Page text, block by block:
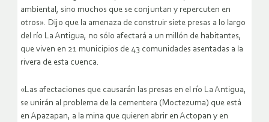
ambiental, sino muchos que se conjuntan y repercuten en
otros». Dijo que la amenaza de construir siete presas a lo largo
del río La Antigua, no sólo afectará a un millón de habitantes,
que viven en 21 municipios de 43 comunidades asentadas a la
rivera de esta cuenca.
«Las afectaciones que causarán las presas en el río La Antigua,
se unirán al problema de la cementera (Moctezuma) que está
en Apazapan, a la mina que quieren abrir en Actopan y en